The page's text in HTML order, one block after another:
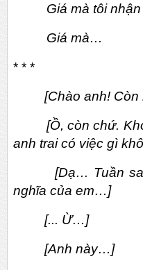
Giá mà tôi
Giá mà…
* * *
[Chào anh!
[Ồ, còn chứ. Khỏe
anh trai có việc gì
[Dạ… Tuần sau
nghĩa của em…]
[... Ừ…]
[Anh này…]